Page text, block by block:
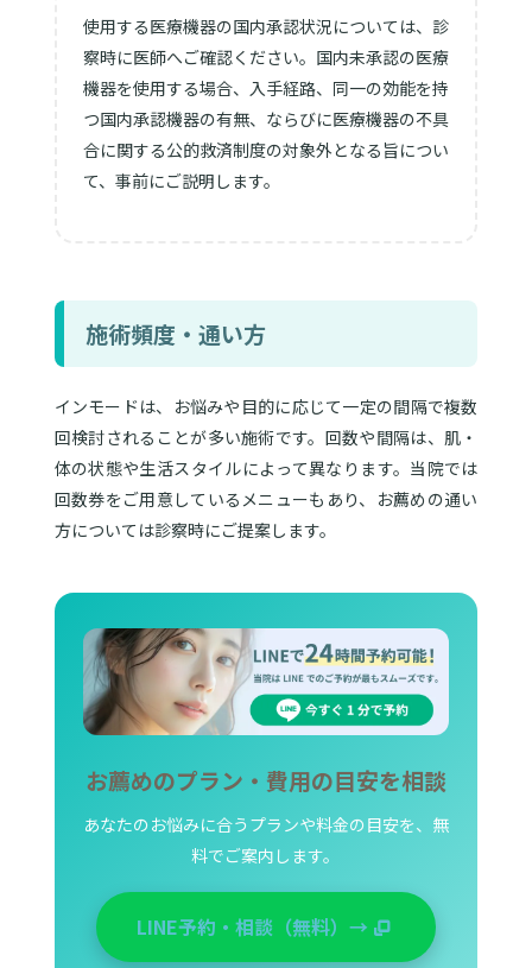
使用する医療機器の国内承認状況については、診
察時に医師へご確認ください。国内未承認の医療
機器を使用する場合、入手経路、同一の効能を持
つ国内承認機器の有無、ならびに医療機器の不具
合に関する公的救済制度の対象外となる旨につい
て、事前にご説明します。
施術頻度・通い方
インモードは、お悩みや目的に応じて一定の間隔で複数
回検討されることが多い施術です。回数や間隔は、肌・
体の状態や生活スタイルによって異なります。当院では
回数券をご用意しているメニューもあり、お薦めの通い
方については診察時にご提案します。
お薦めのプラン・費用の目安を相談
あなたのお悩みに合うプランや料金の目安を、無
料でご案内します。
LINE予約・相談（無料）→